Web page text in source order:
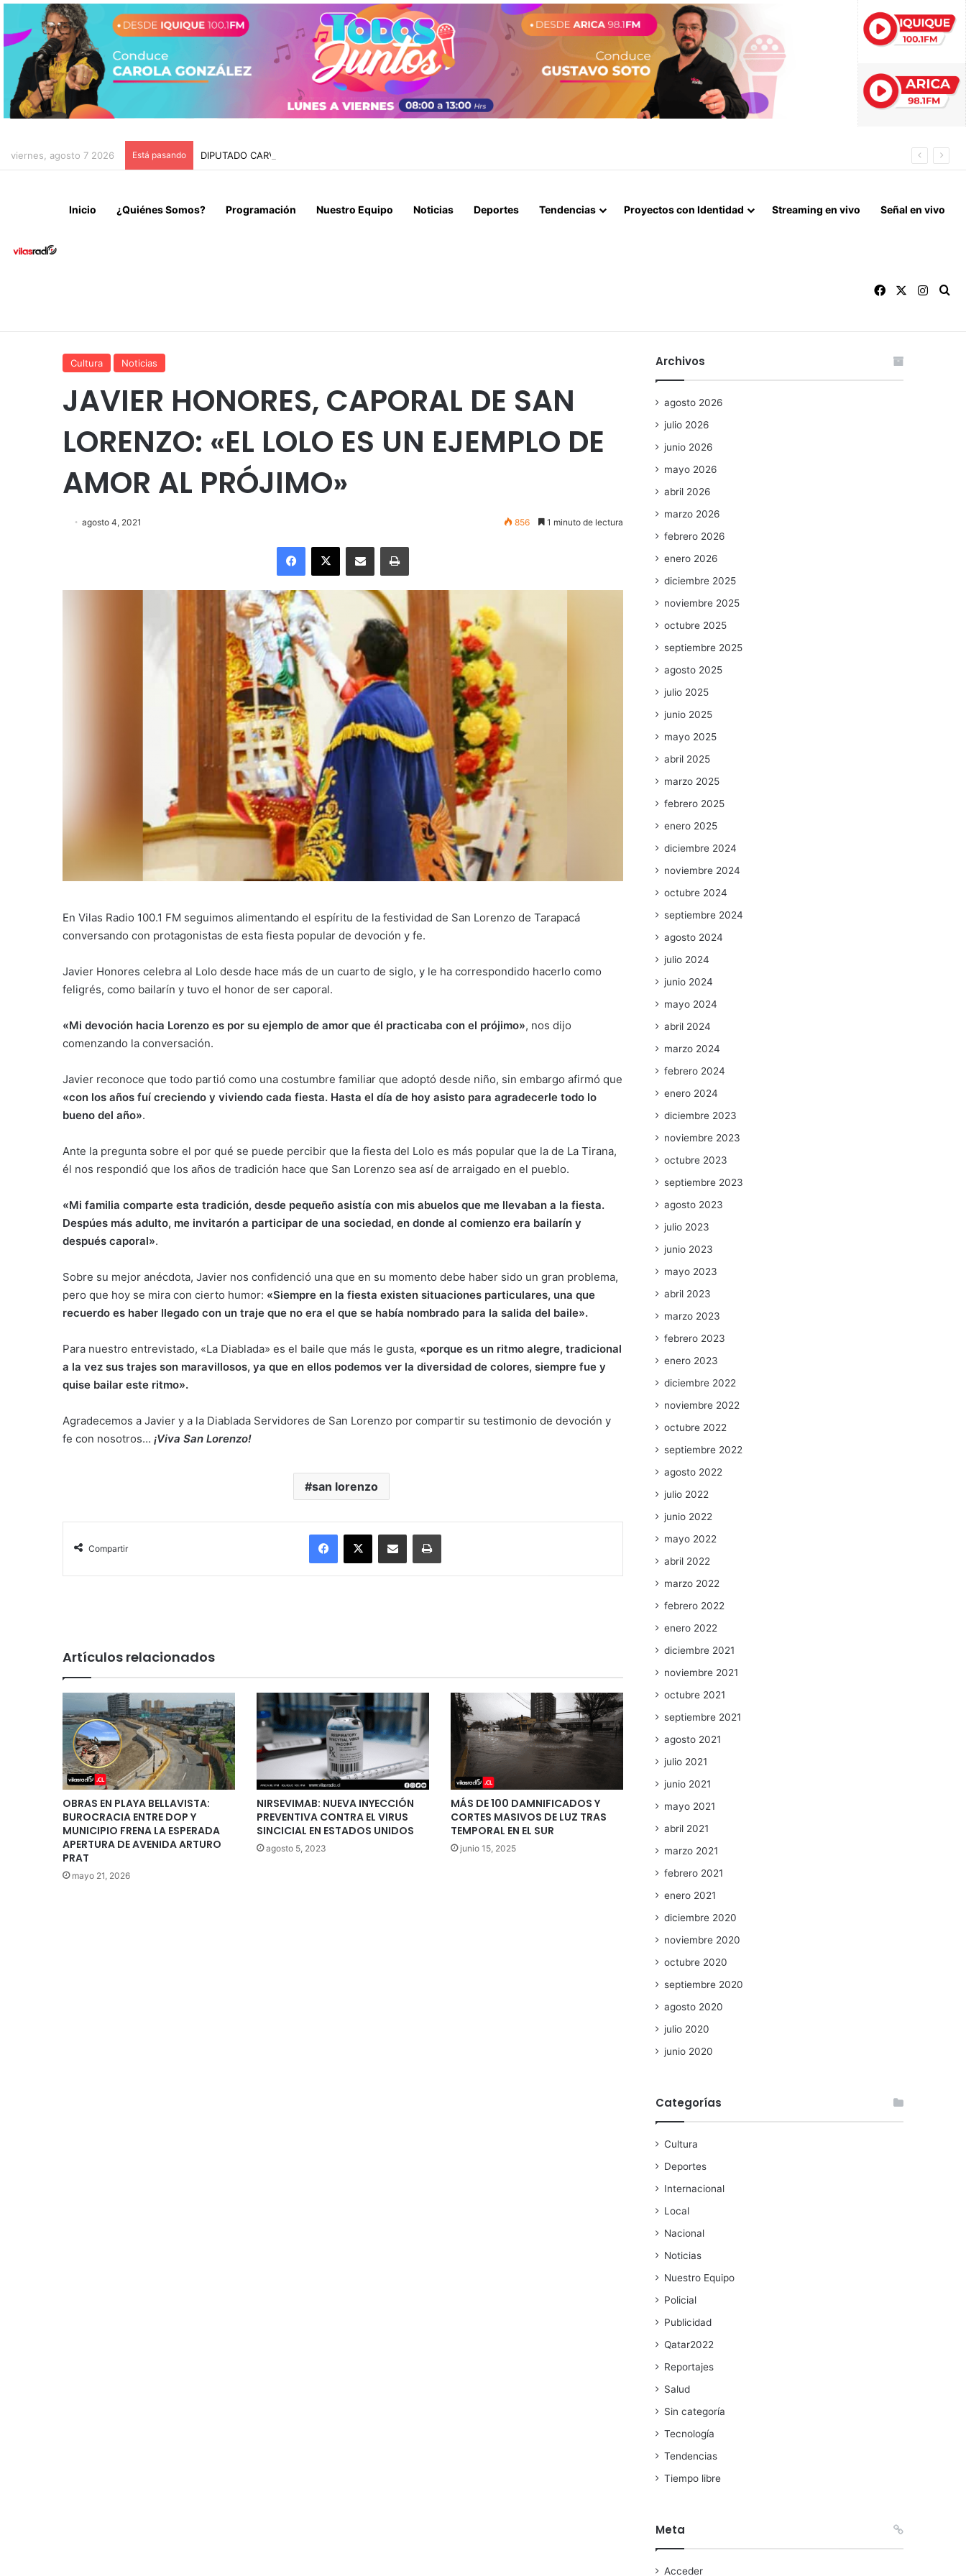
viernes, agosto 7 2026 Está pasando DIPUTADO CARVAJAL INSISTIÓ ANTE EL PRESIDENTE, PERO EL 10 DE AGOSTO NO SERÁ FERIADO ESTE AÑO
Inicio ¿Quiénes Somos? Programación Nuestro Equipo Noticias Deportes Tendencias Proyectos con Identidad Streaming en vivo Señal en vivo
Facebook
Cultura Noticias
JAVIER HONORES, CAPORAL DE SAN
LORENZO: «EL LOLO ES UN EJEMPLO DE
AMOR AL PRÓJIMO»
agosto 4, 2021 856 1 minuto de lectura
Facebook
X Enviar vía email Imprimir
En Vilas Radio 100.1 FM seguimos alimentando el espíritu de la festividad de San Lorenzo de Tarapacá
conversando con protagonistas de esta fiesta popular de devoción y fe.
Javier Honores celebra al Lolo desde hace más de un cuarto de siglo, y le ha correspondido hacerlo como
feligrés, como bailarín y tuvo el honor de ser caporal.
«Mi devoción hacia Lorenzo es por su ejemplo de amor que él practicaba con el prójimo», nos dijo
comenzando la conversación.
Javier reconoce que todo partió como una costumbre familiar que adoptó desde niño, sin embargo afirmó que
«con los años fuí creciendo y viviendo cada fiesta. Hasta el día de hoy asisto para agradecerle todo lo
bueno del año».
Ante la pregunta sobre el por qué se puede percibir que la fiesta del Lolo es más popular que la de La Tirana,
él nos respondió que los años de tradición hace que San Lorenzo sea así de arraigado en el pueblo.
«Mi familia comparte esta tradición, desde pequeño asistía con mis abuelos que me llevaban a la fiesta.
Despúes más adulto, me invitarón a participar de una sociedad, en donde al comienzo era bailarín y
después caporal».
Sobre su mejor anécdota, Javier nos confidenció una que en su momento debe haber sido un gran problema,
pero que hoy se mira con cierto humor: «Siempre en la fiesta existen situaciones particulares, una que
recuerdo es haber llegado con un traje que no era el que se había nombrado para la salida del baile».
Para nuestro entrevistado, «La Diablada» es el baile que más le gusta, «porque es un ritmo alegre, tradicional
a la vez sus trajes son maravillosos, ya que en ellos podemos ver la diversidad de colores, siempre fue y
quise bailar este ritmo».
Agradecemos a Javier y a la Diablada Servidores de San Lorenzo por compartir su testimonio de devoción y
fe con nosotros… ¡Viva San Lorenzo!
san lorenzo
Compartir
Facebook
X Enviar vía email Imprimir
Artículos relacionados
OBRAS EN PLAYA BELLAVISTA:
BUROCRACIA ENTRE DOP Y
MUNICIPIO FRENA LA ESPERADA
APERTURA DE AVENIDA ARTURO
PRAT
mayo 21, 2026
NIRSEVIMAB: NUEVA INYECCIÓN
PREVENTIVA CONTRA EL VIRUS
SINCICIAL EN ESTADOS UNIDOS
agosto 5, 2023
MÁS DE 100 DAMNIFICADOS Y
CORTES MASIVOS DE LUZ TRAS
TEMPORAL EN EL SUR
junio 15, 2025
Archivos
agosto 2026
julio 2026
junio 2026
mayo 2026
abril 2026
marzo 2026
febrero 2026
enero 2026
diciembre 2025
noviembre 2025
octubre 2025
septiembre 2025
agosto 2025
julio 2025
junio 2025
mayo 2025
abril 2025
marzo 2025
febrero 2025
enero 2025
diciembre 2024
noviembre 2024
octubre 2024
septiembre 2024
agosto 2024
julio 2024
junio 2024
mayo 2024
abril 2024
marzo 2024
febrero 2024
enero 2024
diciembre 2023
noviembre 2023
octubre 2023
septiembre 2023
agosto 2023
julio 2023
junio 2023
mayo 2023
abril 2023
marzo 2023
febrero 2023
enero 2023
diciembre 2022
noviembre 2022
octubre 2022
septiembre 2022
agosto 2022
julio 2022
junio 2022
mayo 2022
abril 2022
marzo 2022
febrero 2022
enero 2022
diciembre 2021
noviembre 2021
octubre 2021
septiembre 2021
agosto 2021
julio 2021
junio 2021
mayo 2021
abril 2021
marzo 2021
febrero 2021
enero 2021
diciembre 2020
noviembre 2020
octubre 2020
septiembre 2020
agosto 2020
julio 2020
junio 2020
Categorías
Cultura
Deportes
Internacional
Local
Nacional
Noticias
Nuestro Equipo
Policial
Publicidad
Qatar2022
Reportajes
Salud
Sin categoría
Tecnología
Tendencias
Tiempo libre
Meta
Acceder